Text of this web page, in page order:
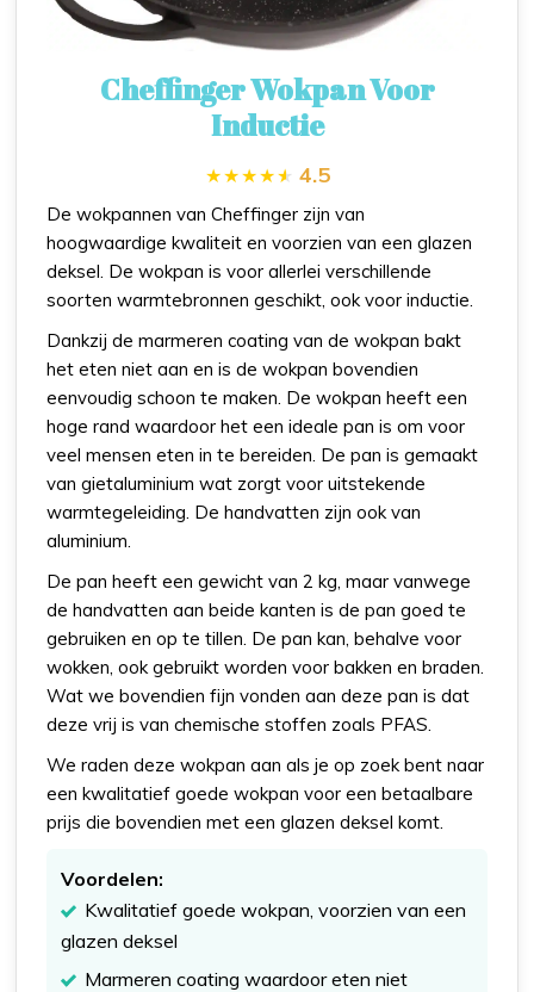
Cheffinger Wokpan Voor
Inductie
4.5
De wokpannen van Cheffinger zijn van
hoogwaardige kwaliteit en voorzien van een glazen
deksel. De wokpan is voor allerlei verschillende
soorten warmtebronnen geschikt, ook voor inductie.
Dankzij de marmeren coating van de wokpan bakt
het eten niet aan en is de wokpan bovendien
eenvoudig schoon te maken. De wokpan heeft een
hoge rand waardoor het een ideale pan is om voor
veel mensen eten in te bereiden. De pan is gemaakt
van gietaluminium wat zorgt voor uitstekende
warmtegeleiding. De handvatten zijn ook van
aluminium.
De pan heeft een gewicht van 2 kg, maar vanwege
de handvatten aan beide kanten is de pan goed te
gebruiken en op te tillen. De pan kan, behalve voor
wokken, ook gebruikt worden voor bakken en braden.
Wat we bovendien fijn vonden aan deze pan is dat
deze vrij is van chemische stoffen zoals PFAS.
We raden deze wokpan aan als je op zoek bent naar
een kwalitatief goede wokpan voor een betaalbare
prijs die bovendien met een glazen deksel komt.
Voordelen:
Kwalitatief goede wokpan, voorzien van een
glazen deksel
Marmeren coating waardoor eten niet